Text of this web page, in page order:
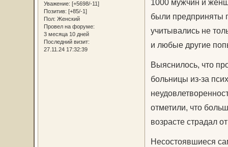
Уважение: [+5698/-11]
Позитив: [+85/-1]
Пол: Женский
Провел на форуме:
3 месяца 10 дней
Последний визит:
27.11.24 17:32:39
1000 мужчин и
были предприняты
учитывались не
и любые другие
Выяснилось, что
больницы из-за
отметили, что
возрасте страдал
Несостоявшиеся